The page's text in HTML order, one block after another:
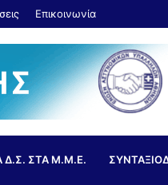
Επικοινωνία
Δ.Σ. ΣΤΑ Μ.Μ.Ε.